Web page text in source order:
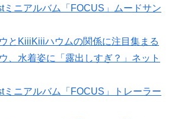
ミニアルバム「FOCUS」ムードサン
とKiiiKiiiハウムの関係に注目集まる
、水着姿に「露出しすぎ？」ネット
ミニアルバム「FOCUS」トレーラー